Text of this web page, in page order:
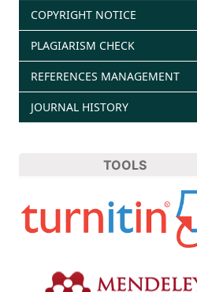
COPYRIGHT NOTICE
PLAGIARISM CHECK
REFERENCES MANAGEMENT
JOURNAL HISTORY
TOOLS